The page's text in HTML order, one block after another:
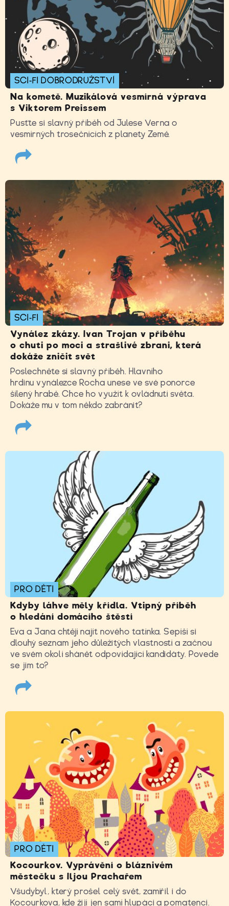
SCI-FI DOBRODRUŽSTVÍ
Na kometě. Muzikálová vesmírná výprava
s Viktorem Preissem
Pusťte si slavný příběh od Julese Verna o
vesmírných trosečnících z planety Země.
SCI-FI
Vynález zkázy. Ivan Trojan v příběhu
o chuti po moci a strašlivé zbrani, která
dokáže zničit svět
Poslechněte si slavný příběh. Hlavního
hrdinu vynálezce Rocha unese ve své ponorce
šílený hrabě. Chce ho využít k ovládnutí světa.
Dokáže mu v tom někdo zabránit?
PRO DĚTI
Kdyby láhve měly křídla. Vtipný příběh
o hledání domácího štěstí
Eva a Jana chtějí najít nového tatínka. Sepíší si
dlouhý seznam jeho důležitých vlastností a začnou
ve svém okolí shánět odpovídající kandidáty. Povede
se jim to?
PRO DĚTI
Kocourkov. Vyprávění o bláznivém
městečku s Iljou Prachařem
Všudybyl, který prošel celý svět, zamířil i do
Kocourkova, kde žijí jen samí hlupáci a pomatenci.